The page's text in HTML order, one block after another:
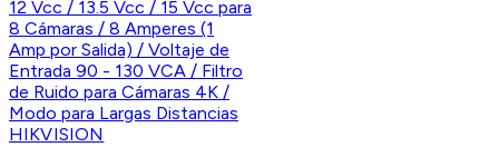
HIKVISION